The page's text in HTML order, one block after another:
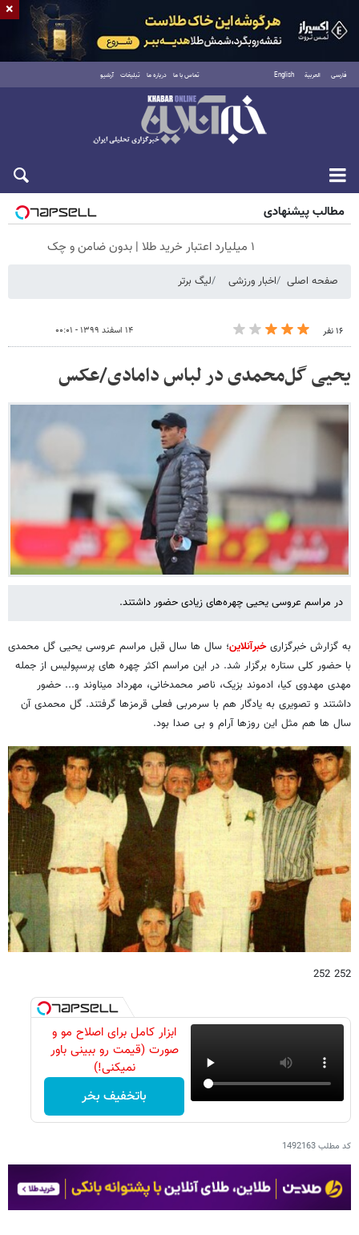
فارسی العربية English تماس با ما درباره ما تبلیغات آرشیو
جمعه ۱۶ مرداد ۱۴۰۵
مطالب پیشنهادی
۱ میلیارد اعتبار خرید طلا | بدون ضامن و چک
صفحه اصلی اخبار ورزشی لیگ برتر
۱۶ نفر ۱۴ اسفند ۱۳۹۹ - ۰۰:۰۱
یحیی گل‌محمدی در لباس دامادی/عکس
در مراسم عروسی یحیی چهره‌های زیادی حضور داشتند.
به گزارش خبرگزاریخبرآنلاین؛ سال ها سال قبل مراسم عروسی یحیی گل محمدی
با حضور کلی ستاره برگزار شد. در این مراسم اکثر چهره های پرسپولیس از جمله
مهدی مهدوی کیا، ادموند بزیک، ناصر محمدخانی، مهرداد میناوند و... حضور
داشتند و تصویری به یادگار هم با سرمربی فعلی قرمزها گرفتند. گل محمدی آن
سال ها هم مثل این روزها آرام و بی صدا بود.
252 252
ابزار کامل برای اصلاح مو و
صورت (قیمت رو ببینی باور
نمیکنی!)
باتخفیف بخر
کد مطلب1492163
×